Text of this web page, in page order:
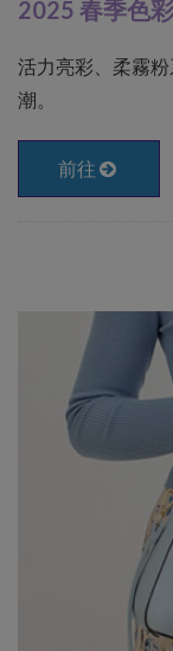
2025 春季色
活力亮彩、柔霧
潮。
前往